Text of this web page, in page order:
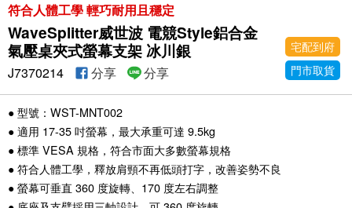
符合人體工學 輕巧耐用且穩定
WaveSplitter威世波 電競Style鋁合金
氣壓桌夾式螢幕支架 冰川銀
宅配到府
門市取貨
J7370214 分享 分享
● 型號：WST-MNT002
● 適用 17-35 吋螢幕，最大承重可達 9.5kg
● 標準 VESA 規格，符合市面大多數螢幕規格
● 符合人體工學，釋放肩頸不再低頭打字，改善姿勢不良
● 螢幕可垂直 360 度旋轉、170 度左右調整